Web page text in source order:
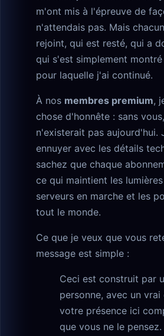
m'ont mis à l'épreuve de
n'attendais pas. Mais
rejoint, qui est resté, qui a
qui s'est simplement
pour laquelle j'ai continué.
À nos membres premium,
chose d'honnête : sans
n'existerait pas aujourd'hui.
ennuyer avec les détails
sachez que chaque
ce qui maintient les
serveurs en marche et les
tout le monde.
Ce que je veux que vous
message est simple :
Ceci est construit par
personne, avec un
votre présence ici
que vous ne le pensez.